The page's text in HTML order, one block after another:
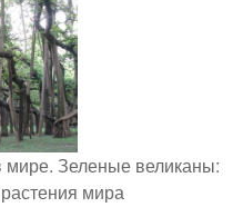
Зеленые великаны:
мира